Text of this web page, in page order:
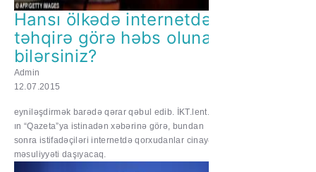
Hansı ölkədə internetdə
təhqirə görə həbs oluna
bilərsiniz?
Admin
12.07.2015
eyniləşdirmək barədə qərar qəbul edib. İKT.lent.az-
ın “Qazeta”ya istinadən xəbərinə görə, bundan
sonra istifadəçiləri internetdə qorxudanlar cinayət
məsuliyyəti daşıyacaq.